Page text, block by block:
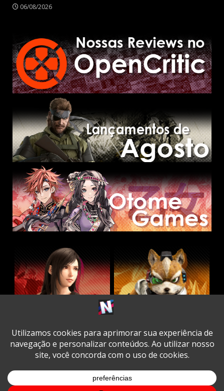
06/08/2026
TwitterFacebook
Instagram
YoutubeSpotifyCookie
Policy